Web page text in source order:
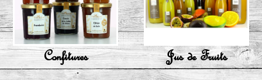
Confitures Jus de Fruits